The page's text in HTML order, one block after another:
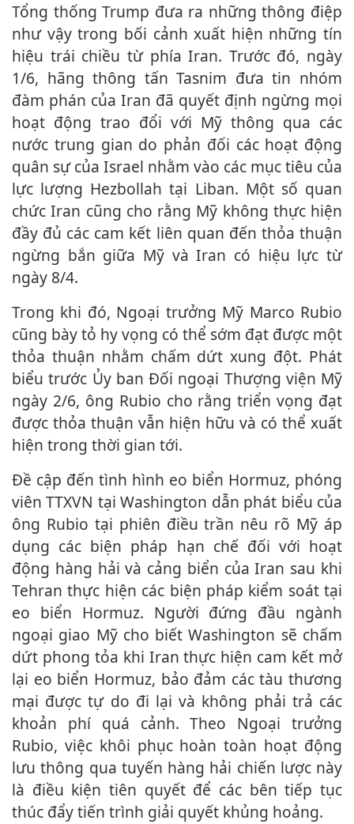
Tổng thống Trump đưa ra những thông điệp
như vậy trong bối cảnh xuất hiện những tín
hiệu trái chiều từ phía Iran. Trước đó, ngày
1/6, hãng thông tấn Tasnim đưa tin nhóm
đàm phán của Iran đã quyết định ngừng mọi
hoạt động trao đổi với Mỹ thông qua các
nước trung gian do phản đối các hoạt động
quân sự của Israel nhằm vào các mục tiêu của
lực lượng Hezbollah tại Liban. Một số quan
chức Iran cũng cho rằng Mỹ không thực hiện
đầy đủ các cam kết liên quan đến thỏa thuận
ngừng bắn giữa Mỹ và Iran có hiệu lực từ
ngày 8/4.
Trong khi đó, Ngoại trưởng Mỹ Marco Rubio
cũng bày tỏ hy vọng có thể sớm đạt được một
thỏa thuận nhằm chấm dứt xung đột. Phát
biểu trước Ủy ban Đối ngoại Thượng viện Mỹ
ngày 2/6, ông Rubio cho rằng triển vọng đạt
được thỏa thuận vẫn hiện hữu và có thể xuất
hiện trong thời gian tới.
Đề cập đến tình hình eo biển Hormuz, phóng
viên TTXVN tại Washington dẫn phát biểu của
ông Rubio tại phiên điều trần nêu rõ Mỹ áp
dụng các biện pháp hạn chế đối với hoạt
động hàng hải và cảng biển của Iran sau khi
Tehran thực hiện các biện pháp kiểm soát tại
eo biển Hormuz. Người đứng đầu ngành
ngoại giao Mỹ cho biết Washington sẽ chấm
dứt phong tỏa khi Iran thực hiện cam kết mở
lại eo biển Hormuz, bảo đảm các tàu thương
mại được tự do đi lại và không phải trả các
khoản phí quá cảnh. Theo Ngoại trưởng
Rubio, việc khôi phục hoàn toàn hoạt động
lưu thông qua tuyến hàng hải chiến lược này
là điều kiện tiên quyết để các bên tiếp tục
thúc đẩy tiến trình giải quyết khủng hoảng.